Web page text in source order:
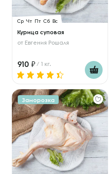
Ср Чт Пт Сб Вс
Курица суповая
от Евгения Рошаля
910 / 1 кг.
Заморозка